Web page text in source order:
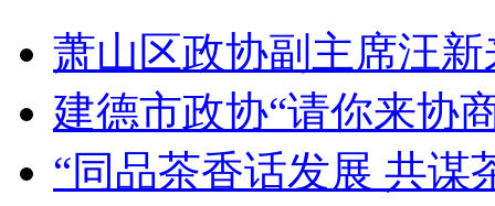
萧山区政协副主席汪
建德市政协“请你来协
“同品茶香话发展 共